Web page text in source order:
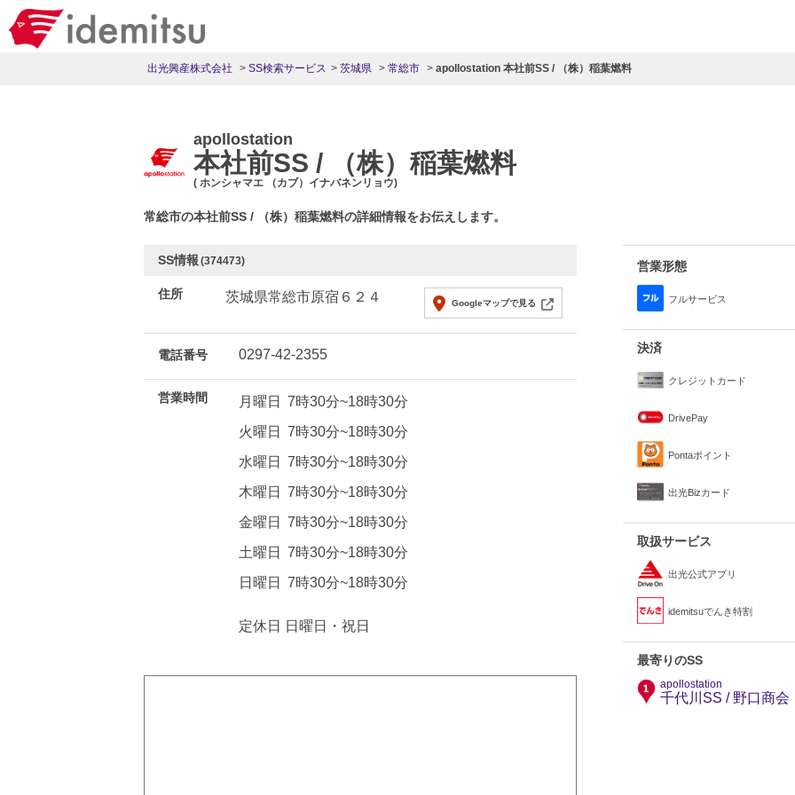
出光興産株式会社 SS検索サービス 茨城県 常総市 apollostation 本社前SS / （株）稲葉燃料
apollostation
本社前SS / （株）稲葉燃料
( ホンシャマエ （カブ）イナバネンリョウ)
常総市の本社前SS / （株）稲葉燃料の詳細情報をお伝えします。
SS情報 (374473)
住所 茨城県常総市原宿６２４ Googleマップで見る
電話番号 0297-42-2355
営業時間 月曜日
7時30分~18時30分
火曜日
7時30分~18時30分
水曜日
7時30分~18時30分
木曜日
7時30分~18時30分
金曜日
7時30分~18時30分
土曜日
7時30分~18時30分
日曜日
7時30分~18時30分
定休日 日曜日・祝日
営業形態
フルサービス
決済
クレジットカード
DrivePay
Pontaポイント
出光Bizカード
取扱サービス
出光公式アプリ
idemitsuでんき特割
最寄りのSS
apollostation
千代川SS / 野口商会